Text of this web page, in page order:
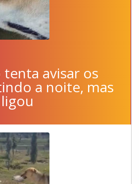
avisar os
a noite, mas